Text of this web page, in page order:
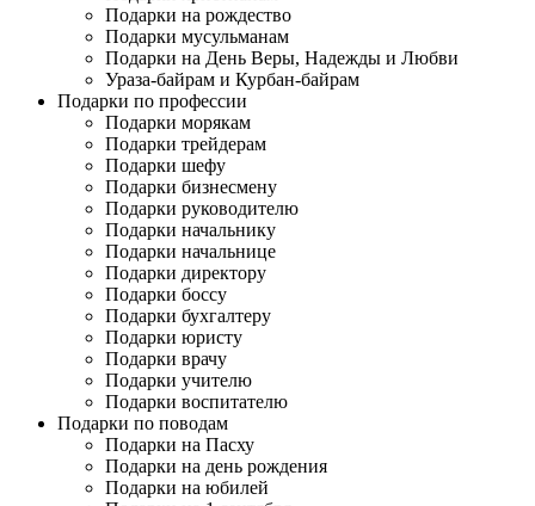
Подарки на рождество
Подарки мусульманам
Подарки на День Веры, Надежды и Любви
Ураза-байрам и Курбан-байрам
Подарки по профессии
Подарки морякам
Подарки трейдерам
Подарки шефу
Подарки бизнесмену
Подарки руководителю
Подарки начальнику
Подарки начальнице
Подарки директору
Подарки боссу
Подарки бухгалтеру
Подарки юристу
Подарки врачу
Подарки учителю
Подарки воспитателю
Подарки по поводам
Подарки на Пасху
Подарки на день рождения
Подарки на юбилей